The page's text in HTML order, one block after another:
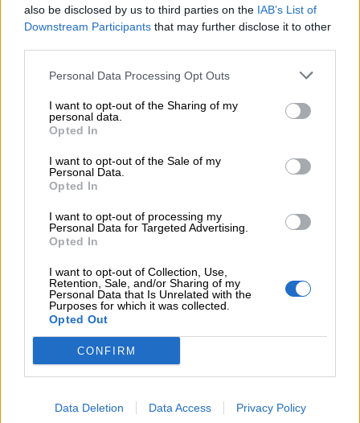
also be disclosed by us to third parties on the IAB’s List of
Downstream Participants that may further disclose it to other
Personal Data Processing Opt Outs
I want to opt-out of the Sharing of my
personal data.
Opted In
I want to opt-out of the Sale of my
Personal Data.
Opted In
I want to opt-out of processing my
Personal Data for Targeted Advertising.
Opted In
I want to opt-out of Collection, Use,
Retention, Sale, and/or Sharing of my
Personal Data that Is Unrelated with the
Purposes for which it was collected.
Opted Out
CONFIRM
Data Deletion Data Access Privacy Policy
04.08.2026 - 12:40
εξάμηνο
04.08.2026 - 11:49
Σπύρος Γεωργαράς - «ΥΓΕΙΑ» / Ερευνητικό και Θεραπευτικό